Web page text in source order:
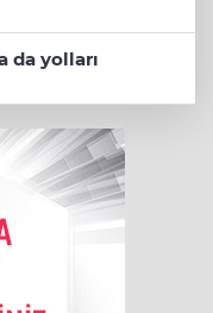
da yolları